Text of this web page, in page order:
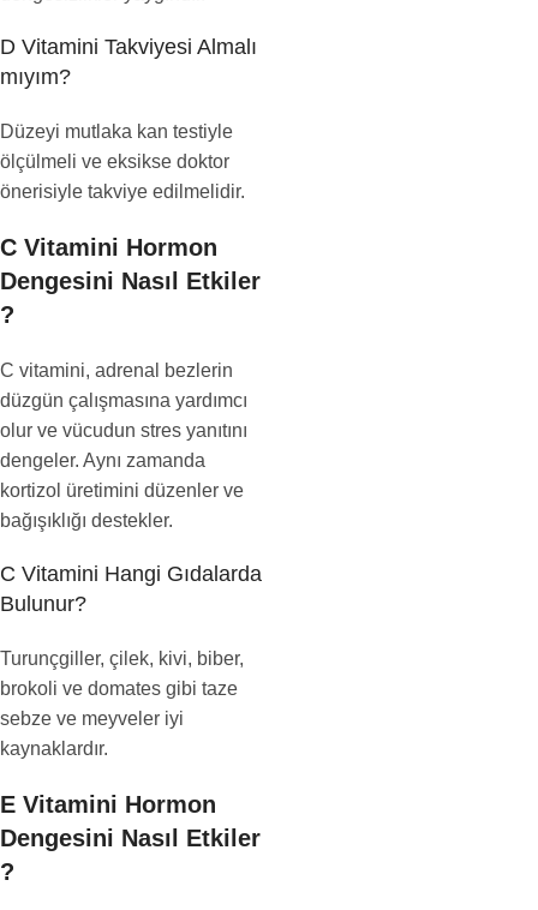
D Vitamini Takviyesi Almalı
mıyım?
Düzeyi mutlaka kan testiyle
ölçülmeli ve eksikse doktor
önerisiyle takviye edilmelidir.
C Vitamini Hormon
Dengesini Nasıl Etkiler
?
C vitamini, adrenal bezlerin
düzgün çalışmasına yardımcı
olur ve vücudun stres yanıtını
dengeler. Aynı zamanda
kortizol üretimini düzenler ve
bağışıklığı destekler.
C Vitamini Hangi Gıdalarda
Bulunur?
Turunçgiller, çilek, kivi, biber,
brokoli ve domates gibi taze
sebze ve meyveler iyi
kaynaklardır.
E Vitamini Hormon
Dengesini Nasıl Etkiler
?